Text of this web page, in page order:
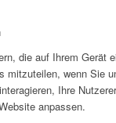
die auf Ihrem Gerät
mitzuteilen, wenn Sie
Ihre
anpassen.